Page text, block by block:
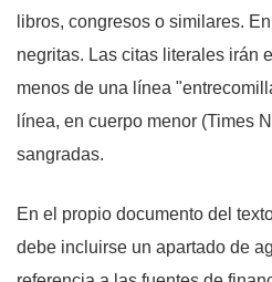
libros, congresos o similares.
negritas. Las citas literales irán
menos de una línea
línea, en cuerpo menor (Times
sangradas.
En el propio documento del
debe incluirse un apartado de